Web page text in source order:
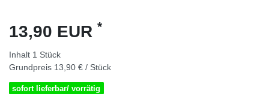
13,90 EUR *
Inhalt 1 Stück
Grundpreis 13,90 € / Stück
sofort lieferbar/ vorrätig